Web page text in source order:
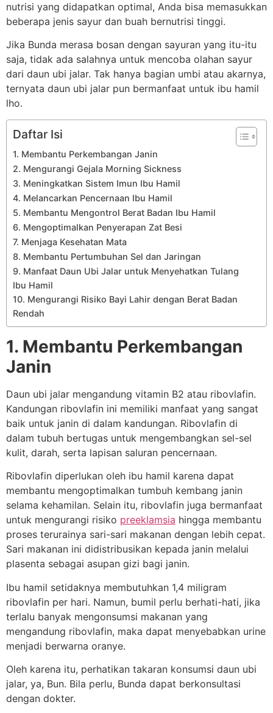
nutrisi yang didapatkan optimal, Anda bisa memasukkan
beberapa jenis sayur dan buah bernutrisi tinggi.
Jika Bunda merasa bosan dengan sayuran yang itu-itu
saja, tidak ada salahnya untuk mencoba olahan sayur
dari daun ubi jalar. Tak hanya bagian umbi atau akarnya,
ternyata daun ubi jalar pun bermanfaat untuk ibu hamil
lho.
Daftar Isi
1. Membantu Perkembangan Janin
2. Mengurangi Gejala Morning Sickness
3. Meningkatkan Sistem Imun Ibu Hamil
4. Melancarkan Pencernaan Ibu Hamil
5. Membantu Mengontrol Berat Badan Ibu Hamil
6. Mengoptimalkan Penyerapan Zat Besi
7. Menjaga Kesehatan Mata
8. Membantu Pertumbuhan Sel dan Jaringan
9. Manfaat Daun Ubi Jalar untuk Menyehatkan Tulang
Ibu Hamil
10. Mengurangi Risiko Bayi Lahir dengan Berat Badan
Rendah
1. Membantu Perkembangan
Janin
Daun ubi jalar mengandung vitamin B2 atau ribovlafin.
Kandungan ribovlafin ini memiliki manfaat yang sangat
baik untuk janin di dalam kandungan. Ribovlafin di
dalam tubuh bertugas untuk mengembangkan sel-sel
kulit, darah, serta lapisan saluran pencernaan.
Ribovlafin diperlukan oleh ibu hamil karena dapat
membantu mengoptimalkan tumbuh kembang janin
selama kehamilan. Selain itu, ribovlafin juga bermanfaat
untuk mengurangi risiko preeklamsia hingga membantu
proses terurainya sari-sari makanan dengan lebih cepat.
Sari makanan ini didistribusikan kepada janin melalui
plasenta sebagai asupan gizi bagi janin.
Ibu hamil setidaknya membutuhkan 1,4 miligram
ribovlafin per hari. Namun, bumil perlu berhati-hati, jika
terlalu banyak mengonsumsi makanan yang
mengandung ribovlafin, maka dapat menyebabkan urine
menjadi berwarna oranye.
Oleh karena itu, perhatikan takaran konsumsi daun ubi
jalar, ya, Bun. Bila perlu, Bunda dapat berkonsultasi
dengan dokter.